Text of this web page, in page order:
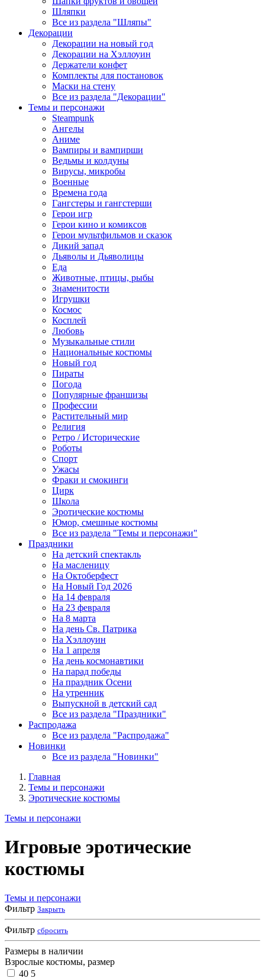
Шляпки
Все из раздела "Шляпы"
Декорации
Декорации на новый год
Декорации на Хэллоуин
Держатели конфет
Комплекты для постановок
Маски на стену
Все из раздела "Декорации"
Темы и персонажи
Steampunk
Ангелы
Аниме
Вампиры и вампирши
Ведьмы и колдуны
Вирусы, микробы
Военные
Времена года
Гангстеры и гангстерши
Герои игр
Герои кино и комиксов
Герои мультфильмов и сказок
Дикий запад
Дьяволы и Дьяволицы
Еда
Животные, птицы, рыбы
Знаменитости
Игрушки
Космос
Косплей
Любовь
Музыкальные стили
Национальные костюмы
Новый год
Пираты
Погода
Популярные франшизы
Профессии
Растительный мир
Религия
Ретро / Исторические
Роботы
Спорт
Ужасы
Фраки и смокинги
Цирк
Школа
Эротические костюмы
Юмор, смешные костюмы
Все из раздела "Темы и персонажи"
Праздники
На детский спектакль
На масленицу
На Октоберфест
На Новый Год 2026
На 14 февраля
На 23 февраля
На 8 марта
На день Св. Патрика
На Хэллоуин
На 1 апреля
На день космонавтики
На парад победы
На праздник Осени
На утренник
Выпускной в детский сад
Все из раздела "Праздники"
Распродажа
Все из раздела "Распродажа"
Новинки
Все из раздела "Новинки"
Главная
Темы и персонажи
Эротические костюмы
Темы и персонажи
Игровые эротические
костюмы
Темы и персонажи
Фильтр Закрыть
Фильтр сбросить
Размеры в наличии
Взрослые костюмы, размер
40 5